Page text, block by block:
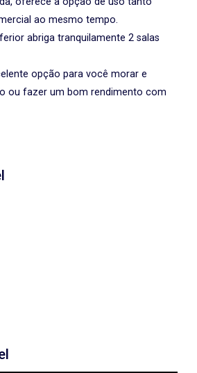
ao mesmo tempo.
abriga tranquilamente 2 salas
opção para você morar e
ou fazer um bom rendimento com